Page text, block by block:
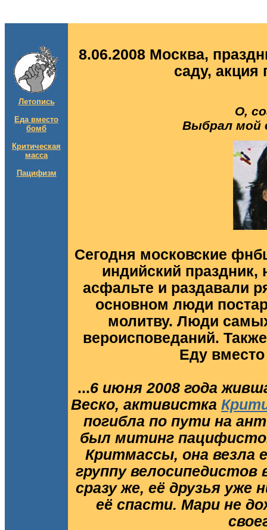
Летопись
Еда вместо
бомб
Критическая
масса
Пацифизм
8.06.2008 Москва,
саду,
О,
Выбрал мой
Сегодня московские
индийский
асфальте и раздавали
основном люди
молитву. Люди
вероисповеданий.
Еду
...6 июня 2008 года
Веско, активистка
погибла по пути на
был митинг
Критмассы, она везла
группу велосипедистов
сразу же, её друзья уже
её спасти. Мари не